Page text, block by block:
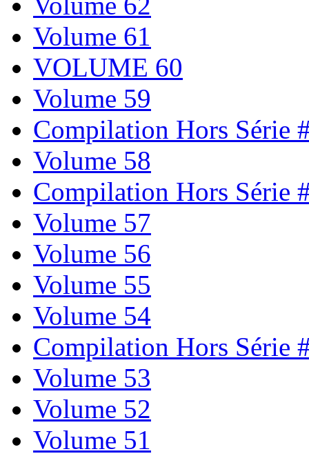
Volume 61
VOLUME 60
Volume 59
Compilation Hors Série
Volume 58
Compilation Hors Série
Volume 57
Volume 56
Volume 55
Volume 54
Compilation Hors Série
Volume 53
Volume 52
Volume 51